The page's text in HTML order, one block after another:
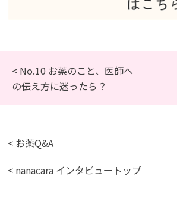
< No.10 お薬のこと、医師へ
の伝え方に迷ったら？
< お薬Q&A
< nanacara インタビュートップ